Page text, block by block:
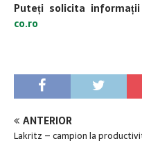
Puteți solicita
co.ro
ANTERIOR
Lakritz – campion la